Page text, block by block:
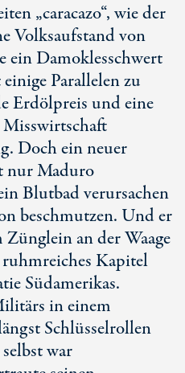
„caracazo“, wie der
Volksaufstand von
ein Damoklesschwert
Parallelen zu
Erdölpreis und eine
Doch ein neuer
nur Maduro
Blutbad verursachen
beschmutzen. Und er
an der Waage
Kapitel
Südamerikas.
in einem
Schlüsselrollen
war